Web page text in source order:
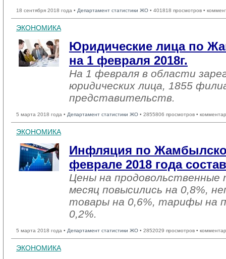
18 сентября 2018 года • Департамент статистики ЖО • 401818 просмотров •
ЭКОНОМИКА
Юридические лица по
на 1 февраля 2018г.
На 1 февраля в области
юридических лица, 1855
представительств.
5 марта 2018 года • Департамент статистики ЖО • 2855806 просмотров •
ЭКОНОМИКА
Инфляция по
феврале 2018 года
Цены на
месяц повысились на 0,8%,
товары на 0,6%, тарифы на
0,2%.
5 марта 2018 года • Департамент статистики ЖО • 2852029 просмотров •
ЭКОНОМИКА